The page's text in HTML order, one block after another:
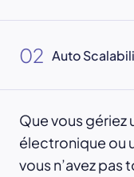
02 Auto
Que vous
électronique ou
vous n’avez pas